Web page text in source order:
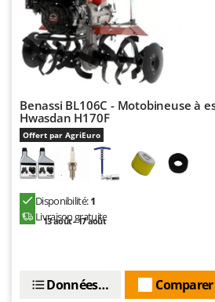
Benassi BL106C - Motobineuse à
Hwasdan H170F
Offert par AgriEuro
Disponibilité:1
Livraison gratuite
13 août - 17 août
Comparer
Données techniques